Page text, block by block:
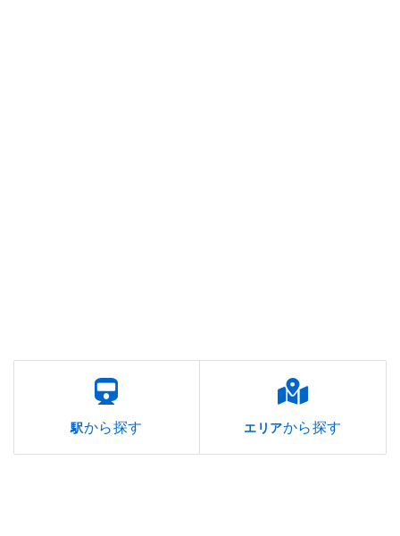
駅から探す エリアから探す